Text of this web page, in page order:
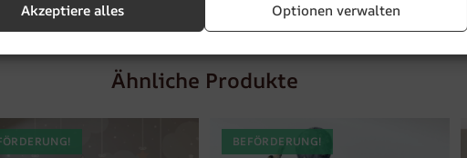
Akzeptiere alles Optionen verwalten
Ähnliche Produkte
BEFÖRDERUNG!